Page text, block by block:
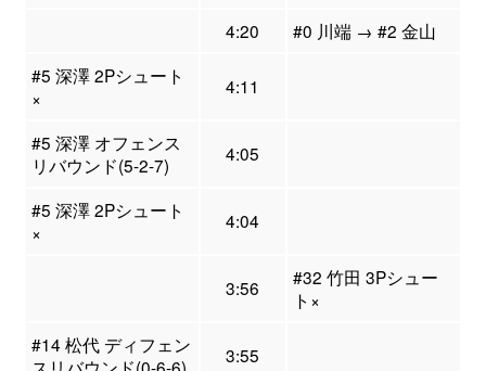
4:20
#0 川端 → #2 金山
#5 深澤 2Pシュート
×
4:11
#5 深澤 オフェンス
リバウンド(5-2-7)
4:05
#5 深澤 2Pシュート
×
4:04
3:56
#32 竹田 3Pシュー
ト×
#14 松代 ディフェン
3:55